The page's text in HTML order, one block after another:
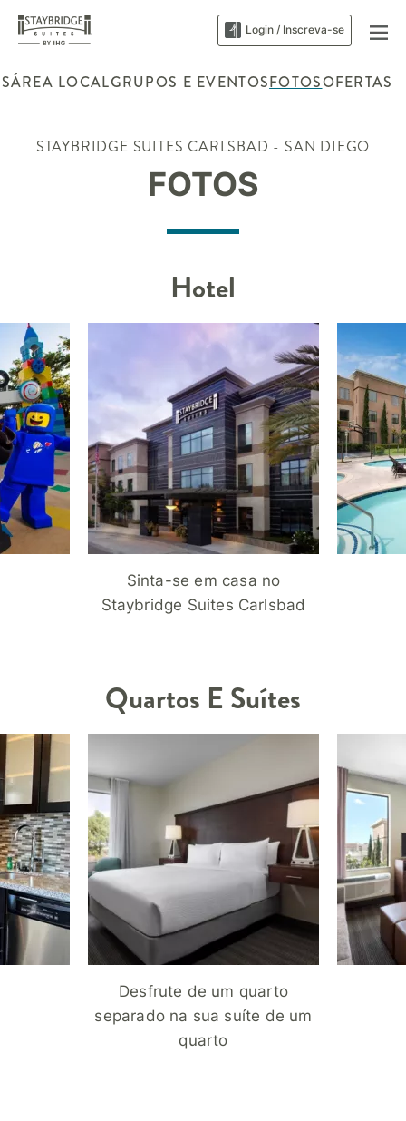
Login / Inscreva-se
ÁREA LOCALGRUPOS E EVENTOSFOTOSOFERTAS
STAYBRIDGE SUITES CARLSBAD - SAN DIEGO
FOTOS
Hotel
Sinta-se em casa no
Staybridge Suites Carlsbad
Quartos E Suítes
Desfrute de um quarto
separado na sua suíte de um
quarto